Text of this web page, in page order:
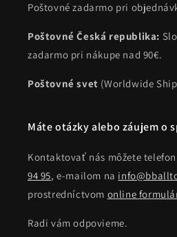
Poštovné zadarmo pri
Poštovné Česká republika:
zadarmo pri nákupe nad 90€.
Poštovné svet (Worldwide
Máte otázky alebo záujem o
Kontaktovať nás môžete
94 95, e-mailom na
prostredníctvom online
Radi vám odpovieme.